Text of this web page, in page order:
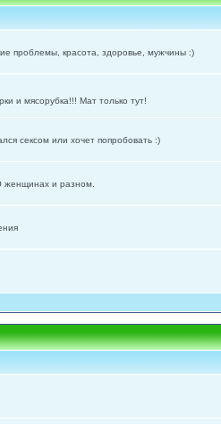
проблемы, красота, здоровье, мужчины :)
и мясорубка!!! Мат только тут!
сексом или хочет попробовать :)
женщинах и разном.